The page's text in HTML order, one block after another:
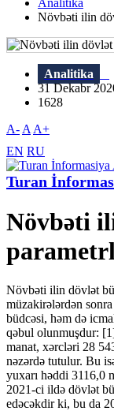
Analitika
Növbəti ilin
Analitika
31 Dekabr
1628
A- A A+
EN RU
Turan
Növbəti
Növbəti ilin dövlət
müzakirələrdən
büdcəsi, həm də
qəbul olunmuşdur:
manat, xərcləri 28
nəzərdə tutulur. Bu
yuxarı həddi 3116,0
2021-ci ildə dövlət
edəcəkdir ki, bu da